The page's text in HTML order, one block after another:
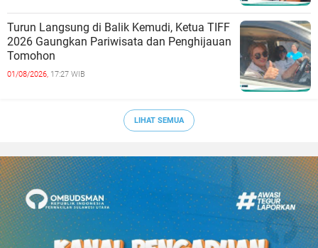
Turun Langsung di Balik Kemudi, Ketua TIFF
2026 Gaungkan Pariwisata dan Penghijauan
Tomohon
01/08/2026, 17:27 WIB
LIHAT SEMUA